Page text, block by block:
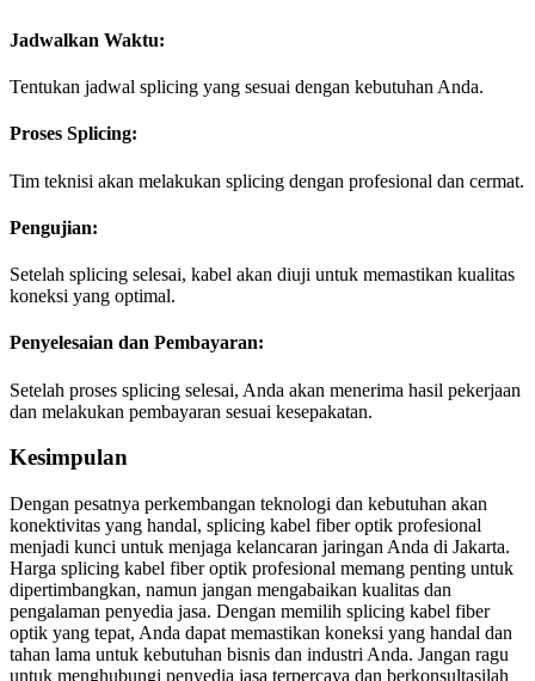
Jadwalkan Waktu:
Tentukan jadwal splicing yang sesuai dengan kebutuhan Anda.
Proses Splicing:
Tim teknisi akan melakukan splicing dengan profesional dan cermat.
Pengujian:
Setelah splicing selesai, kabel akan diuji untuk memastikan kualitas
koneksi yang optimal.
Penyelesaian dan Pembayaran:
Setelah proses splicing selesai, Anda akan menerima hasil pekerjaan
dan melakukan pembayaran sesuai kesepakatan.
Kesimpulan
Dengan pesatnya perkembangan teknologi dan kebutuhan akan
konektivitas yang handal, splicing kabel fiber optik profesional
menjadi kunci untuk menjaga kelancaran jaringan Anda di Jakarta.
Harga splicing kabel fiber optik profesional memang penting untuk
dipertimbangkan, namun jangan mengabaikan kualitas dan
pengalaman penyedia jasa. Dengan memilih splicing kabel fiber
optik yang tepat, Anda dapat memastikan koneksi yang handal dan
tahan lama untuk kebutuhan bisnis dan industri Anda. Jangan ragu
untuk menghubungi penyedia jasa terpercaya dan berkonsultasilah